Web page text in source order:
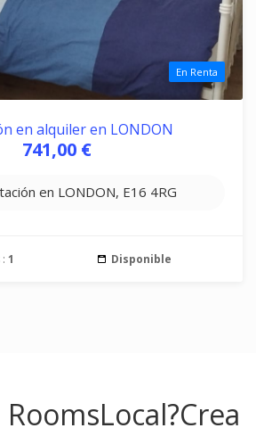
En Renta
en alquiler en LONDON
741,00 €
en LONDON, E16 4RG
1 Disponible
Crea